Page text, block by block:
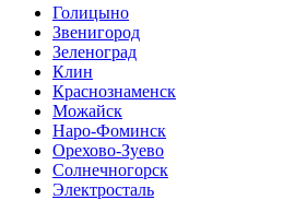
Голицыно
Звенигород
Зеленоград
Клин
Краснознаменск
Можайск
Наро-Фоминск
Орехово-Зуево
Солнечногорск
Электросталь